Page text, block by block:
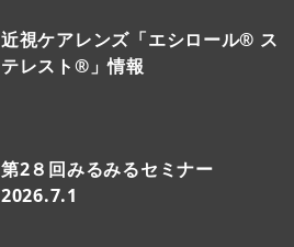
近視ケアレンズ「エシロール® ス
テレスト®」情報
第2８回みるみるセミナー
2026.7.1